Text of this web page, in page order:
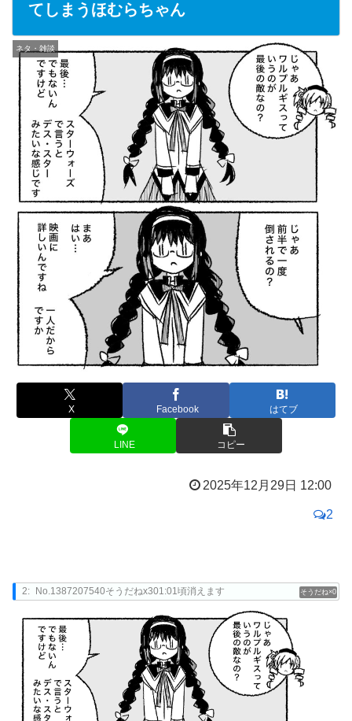
てしまうほむらちゃん
ネタ・雑談
X Facebook はてブ
LINE コピー
2025年12月29日 12:00
2
0
2: No.1387207540そうだねx301:01頃消えます